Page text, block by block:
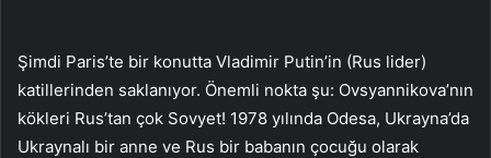
Şimdi Paris’te bir konutta Vladimir Putin’in (Rus lider)
katillerinden saklanıyor. Önemli nokta şu: Ovsyannikova’nın
kökleri Rus’tan çok Sovyet! 1978 yılında Odesa, Ukrayna’da
Ukraynalı bir anne ve Rus bir babanın çocuğu olarak